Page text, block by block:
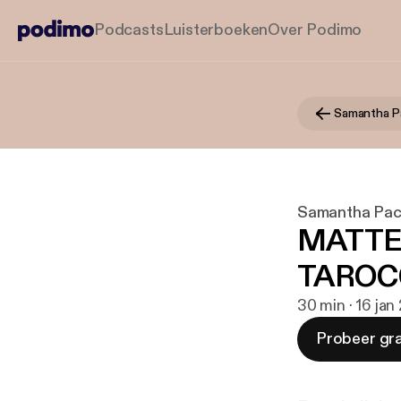
PodcastsLuisterboekenOver Podimo
Samantha
Samantha
30 min · 16
Probeer